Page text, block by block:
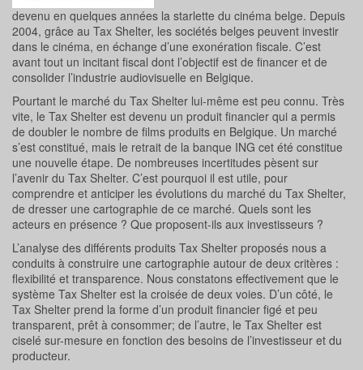
devenu en quelques années la starlette du cinéma belge. Depuis
2004, grâce au Tax Shelter, les sociétés belges peuvent investir
dans le cinéma, en échange d’une exonération fiscale. C’est
avant tout un incitant fiscal dont l’objectif est de financer et de
consolider l’industrie audiovisuelle en Belgique.
Pourtant le marché du Tax Shelter lui-même est peu connu. Très
vite, le Tax Shelter est devenu un produit financier qui a permis
de doubler le nombre de films produits en Belgique. Un marché
s’est constitué, mais le retrait de la banque ING cet été constitue
une nouvelle étape. De nombreuses incertitudes pèsent sur
l’avenir du Tax Shelter. C’est pourquoi il est utile, pour
comprendre et anticiper les évolutions du marché du Tax Shelter,
de dresser une cartographie de ce marché. Quels sont les
acteurs en présence ? Que proposent-ils aux investisseurs ?
L’analyse des différents produits Tax Shelter proposés nous a
conduits à construire une cartographie autour de deux critères :
flexibilité et transparence. Nous constatons effectivement que le
système Tax Shelter est la croisée de deux voies. D’un côté, le
Tax Shelter prend la forme d’un produit financier figé et peu
transparent, prêt à consommer; de l’autre, le Tax Shelter est
ciselé sur-mesure en fonction des besoins de l’investisseur et du
producteur.